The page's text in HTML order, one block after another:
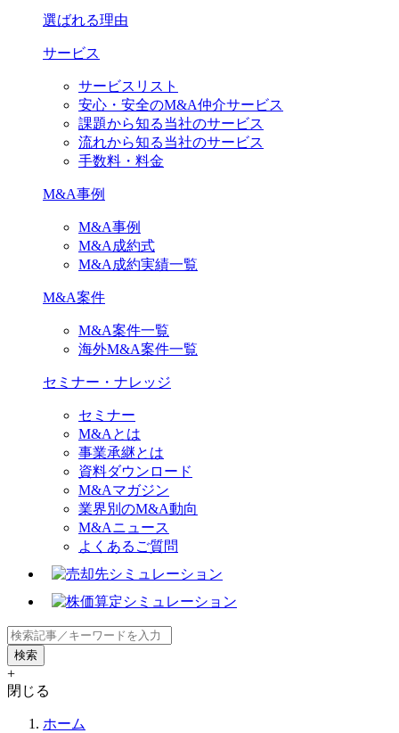
選ばれる理由
サービス
サービスリスト
安心・安全のM&A仲介サービス
課題から知る当社のサービス
流れから知る当社のサービス
手数料・料金
M&A事例
M&A事例
M&A成約式
M&A成約実績一覧
M&A案件
M&A案件一覧
海外M&A案件一覧
セミナー・ナレッジ
セミナー
M&Aとは
事業承継とは
資料ダウンロード
M&Aマガジン
業界別のM&A動向
M&Aニュース
よくあるご質問
+
閉じる
ホーム